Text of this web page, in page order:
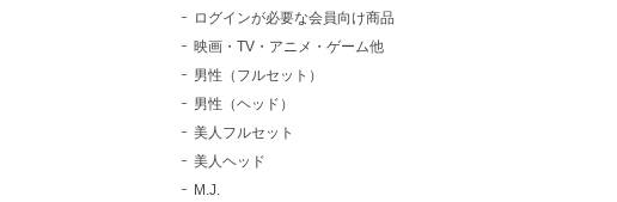
ログインが必要な会員向け商品
映画・TV・アニメ・ゲーム他
男性（フルセット）
男性（ヘッド）
美人フルセット
美人ヘッド
M.J.